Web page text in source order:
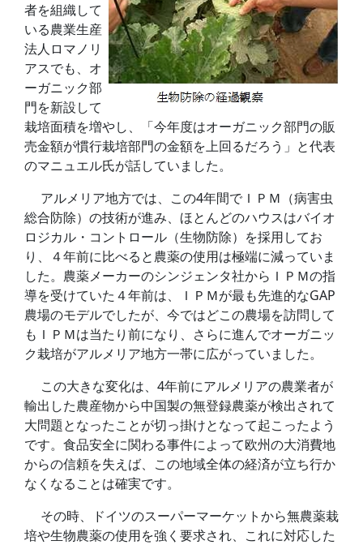
者を組織して
いる農業生産
法人ロマノリ
アスでも、オ
ーガニック部
門を新設して
栽培面積を増やし、「今年度はオーガニック部門の販
売金額が慣行栽培部門の金額を上回るだろう」と代表
のマニュエル氏が話していました。
アルメリア地方では、この4年間でＩＰＭ（病害虫
総合防除）の技術が進み、ほとんどのハウスはバイオ
ロジカル・コントロール（生物防除）を採用してお
り、４年前に比べると農薬の使用は極端に減っていま
した。農薬メーカーのシンジェンタ社からＩＰＭの指
導を受けていた４年前は、ＩＰＭが最も先進的なGAP
農場のモデルでしたが、今ではどこの農場を訪問して
もＩＰＭは当たり前になり、さらに進んでオーガニッ
ク栽培がアルメリア地方一帯に広がっていました。
この大きな変化は、4年前にアルメリアの農業者が
輸出した農産物から中国製の無登録農薬が検出されて
大問題となったことが切っ掛けとなって起こったよう
です。食品安全に関わる事件によって欧州の大消費地
からの信頼を失えば、この地域全体の経済が立ち行か
なくなることは確実です。
その時、ドイツのスーパーマーケットから無農薬栽
培や生物農薬の使用を強く要求され、これに対応した